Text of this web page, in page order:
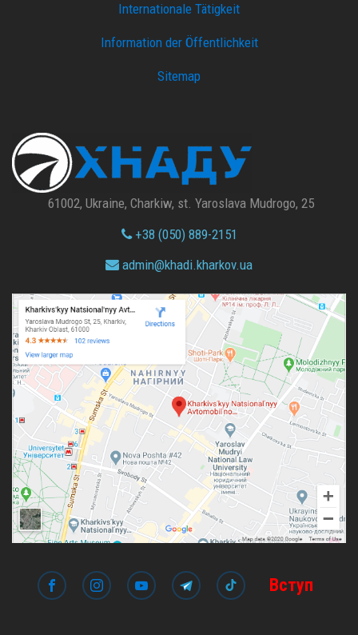
Internationale Tätigkeit
Information der Öffentlichkeit
Sitemap
61002, Ukraine, Charkiw, st. Yaroslava Mudrogo, 25
+38 (050) 889-2151
admin@khadi.kharkov.ua
Вступ